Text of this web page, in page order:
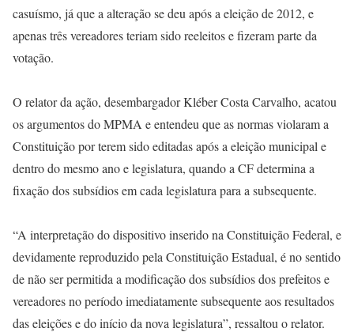
casuísmo, já que a alteração se deu após a eleição de 2012, e
apenas três vereadores teriam sido reeleitos e fizeram parte da
votação.
O relator da ação, desembargador Kléber Costa Carvalho, acatou
os argumentos do MPMA e entendeu que as normas violaram a
Constituição por terem sido editadas após a eleição municipal e
dentro do mesmo ano e legislatura, quando a CF determina a
fixação dos subsídios em cada legislatura para a subsequente.
“A interpretação do dispositivo inserido na Constituição Federal, e
devidamente reproduzido pela Constituição Estadual, é no sentido
de não ser permitida a modificação dos subsídios dos prefeitos e
vereadores no período imediatamente subsequente aos resultados
das eleições e do início da nova legislatura”, ressaltou o relator.